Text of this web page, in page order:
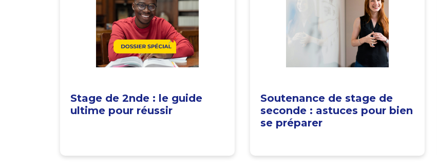
Stage de 2nde : le guide
ultime pour réussir
Soutenance de stage de
seconde : astuces pour bien
se préparer